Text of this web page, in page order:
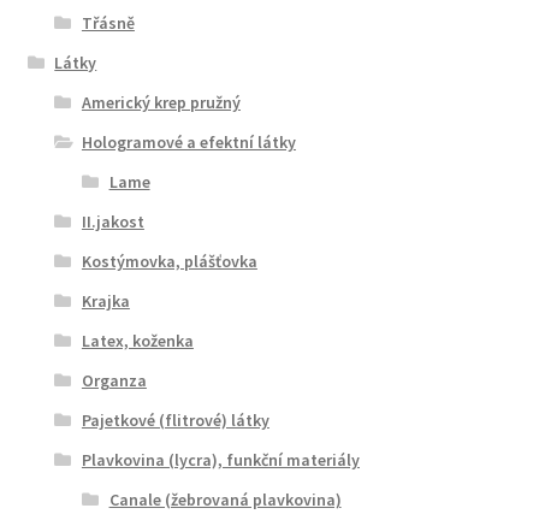
Třásně
Látky
Americký krep pružný
Hologramové a efektní látky
Lame
II.jakost
Kostýmovka, plášťovka
Krajka
Latex, koženka
Organza
Pajetkové (flitrové) látky
Plavkovina (lycra), funkční materiály
Canale (žebrovaná plavkovina)